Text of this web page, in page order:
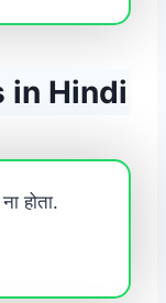
in Hindi
होता.